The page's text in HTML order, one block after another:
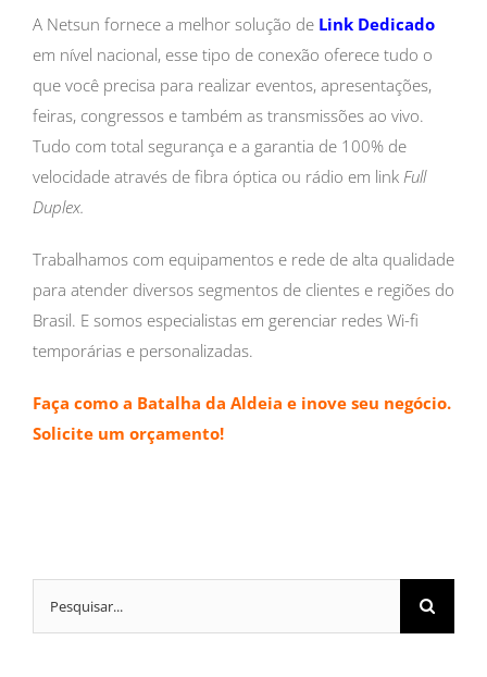
A Netsun fornece a melhor solução de Link Dedicado
em nível nacional, esse tipo de conexão oferece tudo o
que você precisa para realizar eventos, apresentações,
feiras, congressos e também as transmissões ao vivo.
Tudo com total segurança e a garantia de 100% de
velocidade através de fibra óptica ou rádio em link Full
Duplex.
Trabalhamos com equipamentos e rede de alta qualidade
para atender diversos segmentos de clientes e regiões do
Brasil. E somos especialistas em gerenciar redes Wi-fi
temporárias e personalizadas.
Faça como a Batalha da Aldeia e inove seu negócio.
Solicite um orçamento!